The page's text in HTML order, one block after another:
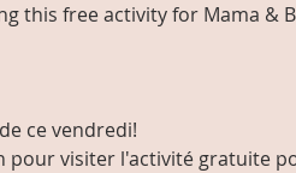
this free activity for Mama &
ce vendredi!
pour visiter l'activité gratuite